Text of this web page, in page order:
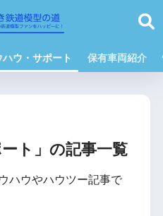
ハウ・サポート 保有車両紹介
ト」の記事一覧
ハウやハウツー記事で